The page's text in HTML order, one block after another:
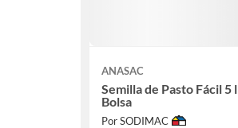
ANASAC
Semilla de Pasto Fácil 5 l
Bolsa
Por SODIMAC